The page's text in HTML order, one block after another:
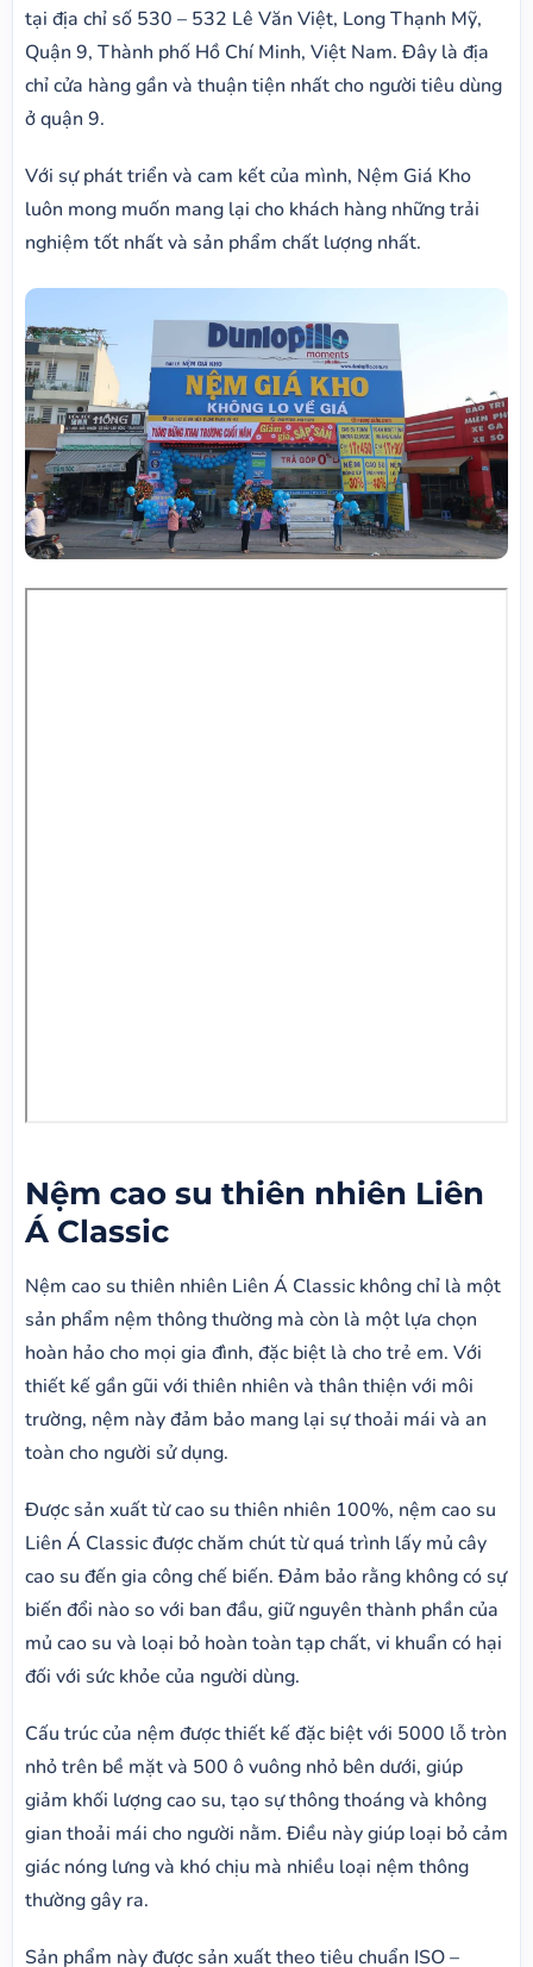
tại địa chỉ số 530 – 532 Lê Văn Việt, Long Thạnh Mỹ,
Quận 9, Thành phố Hồ Chí Minh, Việt Nam. Đây là địa
chỉ cửa hàng gần và thuận tiện nhất cho người tiêu dùng
ở quận 9.
Với sự phát triển và cam kết của mình, Nệm Giá Kho
luôn mong muốn mang lại cho khách hàng những trải
nghiệm tốt nhất và sản phẩm chất lượng nhất.
Nệm cao su thiên nhiên Liên
Á Classic
Nệm cao su thiên nhiên Liên Á Classic không chỉ là một
sản phẩm nệm thông thường mà còn là một lựa chọn
hoàn hảo cho mọi gia đình, đặc biệt là cho trẻ em. Với
thiết kế gần gũi với thiên nhiên và thân thiện với môi
trường, nệm này đảm bảo mang lại sự thoải mái và an
toàn cho người sử dụng.
Được sản xuất từ cao su thiên nhiên 100%, nệm cao su
Liên Á Classic được chăm chút từ quá trình lấy mủ cây
cao su đến gia công chế biến. Đảm bảo rằng không có sự
biến đổi nào so với ban đầu, giữ nguyên thành phần của
mủ cao su và loại bỏ hoàn toàn tạp chất, vi khuẩn có hại
đối với sức khỏe của người dùng.
Cấu trúc của nệm được thiết kế đặc biệt với 5000 lỗ tròn
nhỏ trên bề mặt và 500 ô vuông nhỏ bên dưới, giúp
giảm khối lượng cao su, tạo sự thông thoáng và không
gian thoải mái cho người nằm. Điều này giúp loại bỏ cảm
giác nóng lưng và khó chịu mà nhiều loại nệm thông
thường gây ra.
Sản phẩm này được sản xuất theo tiêu chuẩn ISO –